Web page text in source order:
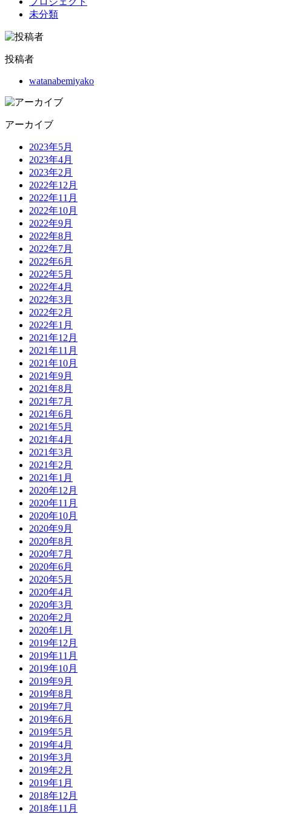
未分類
投稿者
watanabemiyako
アーカイブ
2023年5月
2023年4月
2023年2月
2022年12月
2022年11月
2022年10月
2022年9月
2022年8月
2022年7月
2022年6月
2022年5月
2022年4月
2022年3月
2022年2月
2022年1月
2021年12月
2021年11月
2021年10月
2021年9月
2021年8月
2021年7月
2021年6月
2021年5月
2021年4月
2021年3月
2021年2月
2021年1月
2020年12月
2020年11月
2020年10月
2020年9月
2020年8月
2020年7月
2020年6月
2020年5月
2020年4月
2020年3月
2020年2月
2020年1月
2019年12月
2019年11月
2019年10月
2019年9月
2019年8月
2019年7月
2019年6月
2019年5月
2019年4月
2019年3月
2019年2月
2019年1月
2018年12月
2018年11月